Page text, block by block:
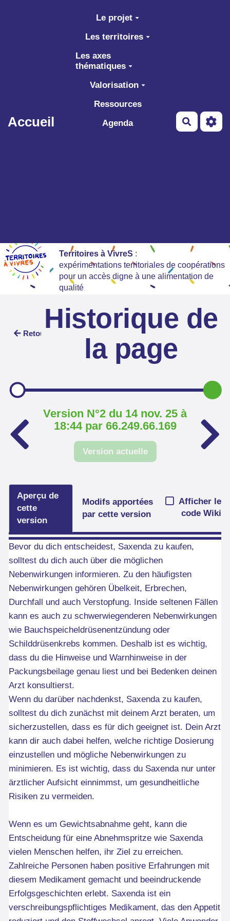
Aller au contenu principal
Accueil
Le projet
Les territoires
Les axes
thématiques
Valorisation
Ressources
Agenda
Territoires à VivreS :
expérimentations territoriales de coopérations
pour un accès digne à une alimentation de
qualité
Retour Historique de
la page
Version N°2 du 14 nov. 25 à
18:44 par 66.249.66.169
Version actuelle
Aperçu de
cette
version
Modifs apportées
par cette version
Afficher le
code Wiki